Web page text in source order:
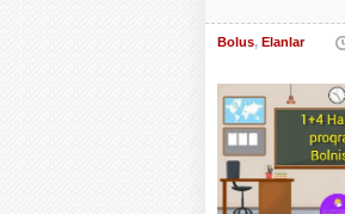
Bolus, Elanlar